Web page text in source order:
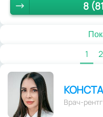
8
1 2
Врач-